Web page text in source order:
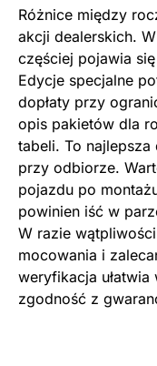
Różnice między
akcji dealerskich.
częściej pojawia
Edycje specjalne
dopłaty przy
opis pakietów dla
tabeli. To
przy odbiorze.
pojazdu po
powinien iść w
W razie
mocowania i
weryfikacja
zgodność z